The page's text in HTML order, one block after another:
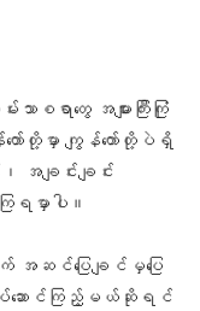
ရာတွေ အများကြီးကြုံ
တော်တို့မှာ ကျွန်တော်တို့ပဲရှိ
ချင်းချင်း
ရမှာပါ။
အဆင်ပြေချင်မှပြေ
း လုပ်ဆောင်ကြည့်မယ်ဆိုရင်